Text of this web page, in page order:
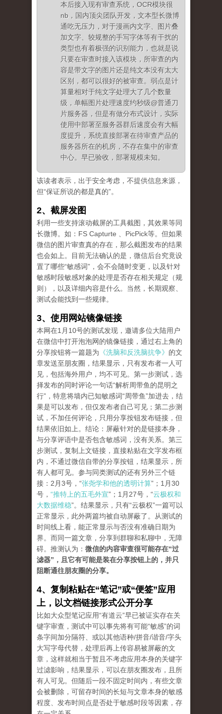
本后接入现有审查系统，OCR模块很
nb，国内顶尖团队开发，文本型长微博
通吃无压力，对于漫画内文字、图片叠
加文字、较规整的手写字体等有干扰的
类型也有着极强的识别能力，也就是说
只要在审查时接入该模块，所审查的内
容是带文字的图片还是纯文本没有太大
区别，都可以很好的被审查。弱点是计
算量相对于纯文字处理大了几个数量
级，单幅图片处理速度约秒级@普通刀
片服务器，但是有做分布式设计，实际
使用中部署至服务器群后速度会有大幅
度提升，系统直接部署在待审查产品的
服务器所在的机房，不存在集中的审查
中心。早已验收，部署规模未知。
该读者表示，出于安全考虑，不提供信息来源，
但“保证所说的都是真的”。
2、截屏发图
利用一些支持滚动截屏的工具截图，其效果等同
长微博。如：FS Capturte 、PicPick等。但如果
微信的图片审查真的存在，那么截图发布的结果
也会如上。目前无法确认的是，微信后台究竟设
置了哪些“敏感词”，会不会随时变更，以及针对
敏感时段敏感对象的处理是否存在相关规定（规
则），以及详细内容是什么。当然，长期观察、
测试会能找到一些规律。
3、使用网站镜像链接
本网在1月10号的测试发现，邀请多位大陆用户
在微信中打开泡泡网的镜像链接，通过右上角的
分享按钮将一篇题为 《洗脑和反洗脑抗争》 的文
章发送至朋友圈，结果显示，只有发布者一人可
见，包括海外用户，均不可见。第一步测试，选
择发布的同时评论一句话“解析周带鱼的昆明之
行”，特意将墙内已知敏感词“周带鱼”加进去，结
果是可以发布，但仅发布者自己可见；第二步测
试，不加任何评论，只用分享按钮发布链接，但
结果依旧如上。结论：屏蔽针对的是链接本身，
与分享评语中是否包含敏感词，没有关系。第三
步测试，复制上文链接，直接粘贴在文字发布框
内，不通过微信自带的分享按钮，结果显示，所
有人都可见。参与同类测试的还有另外三个链
接：2月3号，“张尧学和他的透明计算”；1月30
号， “推特上的五毛外宣”；1月27号，“云极权和
大数据维稳”。结果显示，只有“云极权”一篇可以
正常显示，此外两篇均被自动屏蔽了。从测试的
时间线上看，能正常显示与否没有准确日期为
界。而同一篇文章，分享到群聊和私聊中，无障
碍。推测认为： 微信的内容审查很可能存在“过
滤器”，且它有可能是装在分享按钮上的，并只
阻断通往朋友圈的分享。
4、复制粘贴在“笔记”或“便签”应用
上，以文档链接形式公开分享
比如大众型笔记应用“有道云”早已被证实存在关
键字审查，测试中可以事先将有可能“敏感”的词
条字间加分隔符、或以其他语种/拼音/谐音/字头
大写字母代替，处理后再上传容易被屏蔽的文
章，这样就相当于暂且不考虑应用本身的关键字
过滤影响，结果显示，可以在朋友圈发布，且所
有人可见。但随后一段不固定时间内，有些文章
会被删除，可留存时间的长短与文章本身的敏感
程度、发布时间点是否处于敏感时段等因素，存